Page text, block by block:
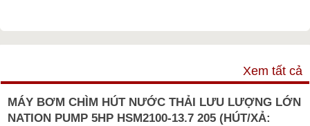
Xem tất cả
MÁY BƠM CHÌM HÚT NƯỚC THẢI LƯU LƯỢNG LỚN
NATION PUMP 5HP HSM2100-13.7 205 (HÚT/XẢ: